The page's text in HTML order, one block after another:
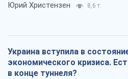
Юрий Христензен 8,6 т.
Украина вступила в
экономического кризиса.
в конце туннеля?